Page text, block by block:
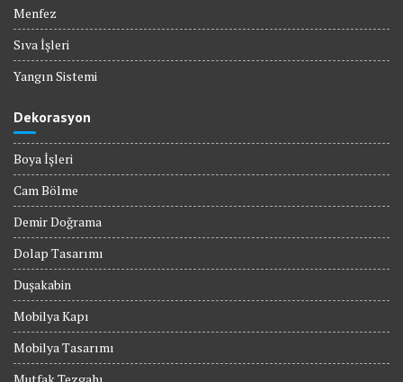
Menfez
Sıva İşleri
Yangın Sistemi
Dekorasyon
Boya İşleri
Cam Bölme
Demir Doğrama
Dolap Tasarımı
Duşakabin
Mobilya Kapı
Mobilya Tasarımı
Mutfak Tezgahı